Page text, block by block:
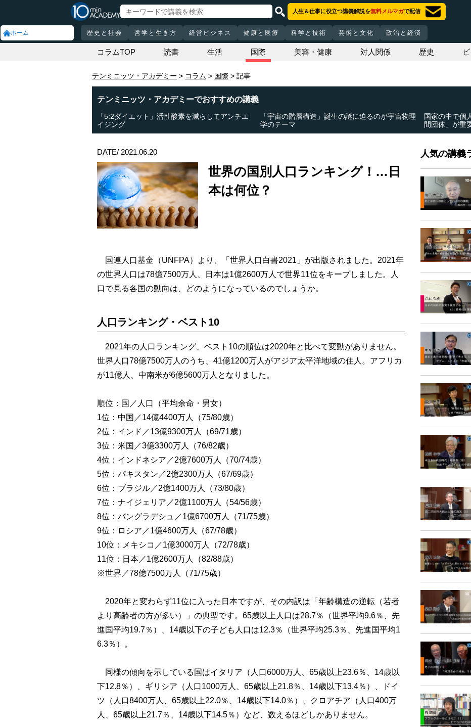
ホーム
人生＆仕事に役立つ講義解説を無料メルマガで配信
歴史と社会 哲学と生き方 経営ビジネス 健康と医療 科学と技術 芸術と文化 政治と経済
コラムTOP 読書 生活 国際 美容・健康 対人関係 歴史
テンミニッツ・アカデミー コラム 国際 記事
テンミニッツ・アカデミーでおすすめの講義
「5:2ダイエット」活性酸素を減らしてアンチエ
イジング
「宇宙の階層構造」誕生の謎に迫るのが宇宙物理
学のテーマ
国家の中で個
間団体」が重
DATE/ 2021.06.20
世界の国別人口ランキング！…日
本は何位？
国連人口基金（UNFPA）より、「世界人口白書2021」が出版されました。2021年
の世界人口は78億7500万人、日本は1億2600万人で世界11位をキープしました。人
口で見る各国の動向は、どのようになっているのでしょうか。
人口ランキング・ベスト10
2021年の人口ランキング、ベスト10の順位は2020年と比べて変動がありません。
世界人口78億7500万人のうち、41億1200万人がアジア太平洋地域の住人。アフリカ
が11億人、中南米が6億5600万人となりました。
順位：国／人口（平均余命・男女）
1位：中国／14億4400万人（75/80歳）
2位：インド／13億9300万人（69/71歳）
3位：米国／3億3300万人（76/82歳）
4位：インドネシア／2億7600万人（70/74歳）
5位：パキスタン／2億2300万人（67/69歳）
6位：ブラジル／2億1400万人（73/80歳）
7位：ナイジェリア／2億1100万人（54/56歳）
8位：バングラデシュ／1億6700万人（71/75歳）
9位：ロシア／1億4600万人（67/78歳）
10位：メキシコ／1億3000万人（72/78歳）
11位：日本／1億2600万人（82/88歳）
※世界／78億7500万人（71/75歳）
2020年と変わらず11位に入った日本ですが、その内訳は「年齢構造の逆転（若者
より高齢者の方が多い）」の典型です。65歳以上人口は28.7％（世界平均9.6％、先
進国平均19.7％）、14歳以下の子ども人口は12.3％（世界平均25.3％、先進国平均1
6.3％）。
同様の傾向を示している国はイタリア（人口6000万人、65歳以上23.6％、14歳以
下12.8％）、ギリシア（人口1000万人、65歳以上21.8％、14歳以下13.4％）、ドイ
ツ（人口8400万人、65歳以上22.0％、14歳以下14.0％）、クロアチア（人口400万
人、65歳以上21.7％、14歳以下14.5％）など、数えるほどしかありません。
人気の講義